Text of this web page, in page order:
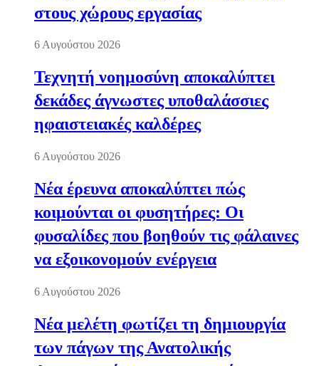
στους χώρους εργασίας
6 Αυγούστου 2026
Τεχνητή νοημοσύνη αποκαλύπτει
δεκάδες άγνωστες υποθαλάσσιες
ηφαιστειακές καλδέρες
6 Αυγούστου 2026
Νέα έρευνα αποκαλύπτει πώς
κοιμούνται οι φυσητήρες: Οι
φυσαλίδες που βοηθούν τις φάλαινες
να εξοικονομούν ενέργεια
6 Αυγούστου 2026
Νέα μελέτη φωτίζει τη δημιουργία
των πάγων της Ανατολικής